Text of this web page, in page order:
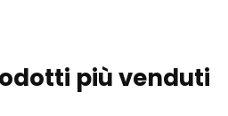
più venduti